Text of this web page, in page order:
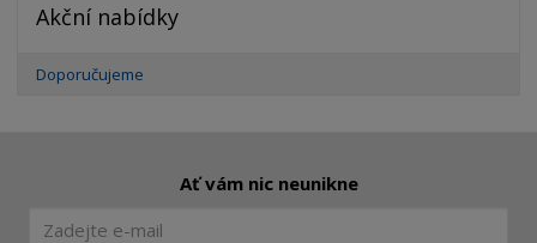
Akční nabídky
Doporučujeme
Ať vám nic neunikne